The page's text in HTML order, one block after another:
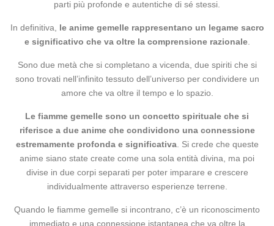
parti più profonde e autentiche di sé stessi.
In definitiva, le anime gemelle rappresentano un legame sacro
e significativo che va oltre la comprensione razionale.
Sono due metà che si completano a vicenda, due spiriti che si
sono trovati nell’infinito tessuto dell’universo per condividere un
amore che va oltre il tempo e lo spazio.
Le fiamme gemelle sono un concetto spirituale che si
riferisce a due anime che condividono una connessione
estremamente profonda e significativa. Si crede che queste
anime siano state create come una sola entità divina, ma poi
divise in due corpi separati per poter imparare e crescere
individualmente attraverso esperienze terrene.
Quando le fiamme gemelle si incontrano, c’è un riconoscimento
immediato e una connessione istantanea che va oltre la